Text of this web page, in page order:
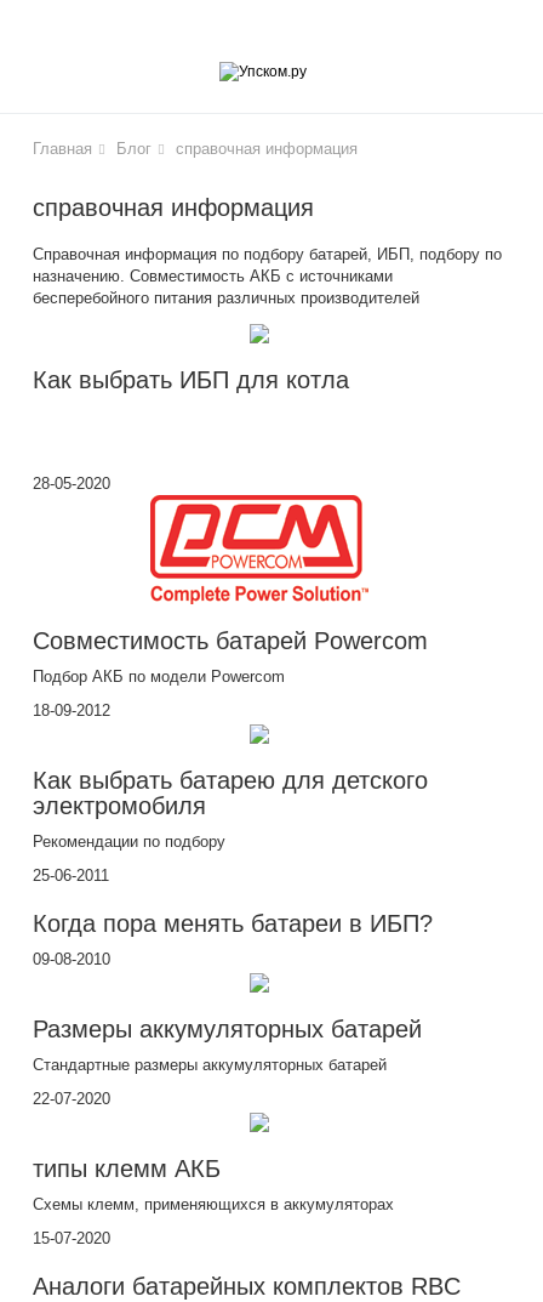
Главная Блог справочная информация
справочная информация
Справочная информация по подбору батарей, ИБП, подбору по
назначению. Совместимость АКБ с источниками
бесперебойного питания различных производителей
Как выбрать ИБП для котла
28-05-2020
Совместимость батарей Powercom
Подбор АКБ по модели Powercom
18-09-2012
Как выбрать батарею для детского
электромобиля
Рекомендации по подбору
25-06-2011
Когда пора менять батареи в ИБП?
09-08-2010
Размеры аккумуляторных батарей
Стандартные размеры аккумуляторных батарей
22-07-2020
типы клемм АКБ
Схемы клемм, применяющихся в аккумуляторах
15-07-2020
Аналоги батарейных комплектов RBC